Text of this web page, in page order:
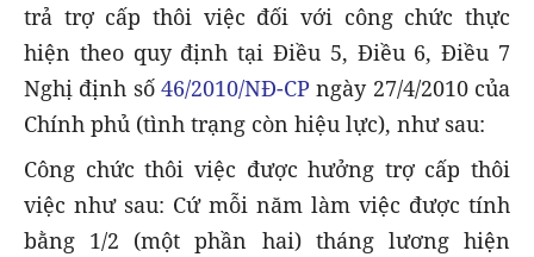
trả trợ cấp thôi việc đối với công chức thực
hiện theo quy định tại Điều 5, Điều 6, Điều 7
Nghị định số 46/2010/NĐ-CP ngày 27/4/2010 của
Chính phủ (tình trạng còn hiệu lực), như sau:
Công chức thôi việc được hưởng trợ cấp thôi
việc như sau: Cứ mỗi năm làm việc được tính
bằng 1/2 (một phần hai) tháng lương hiện